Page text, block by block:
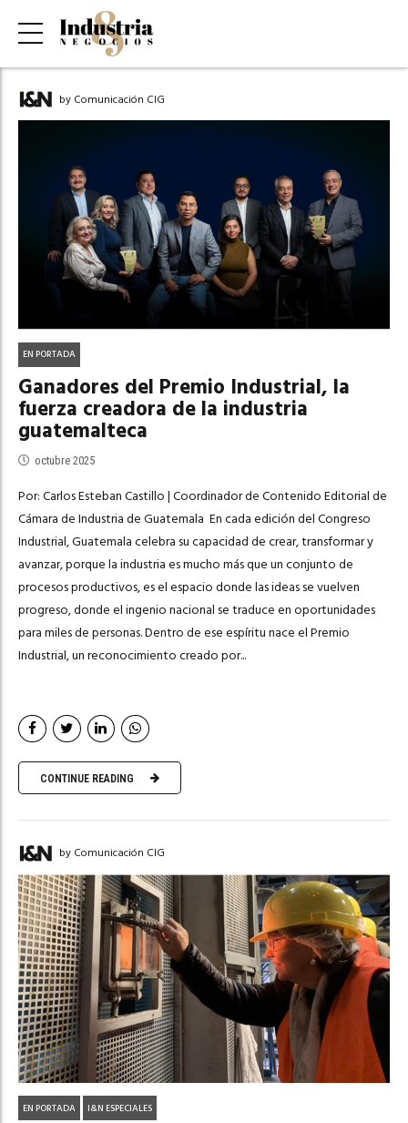
by Comunicación CIG
EN PORTADA
Ganadores del Premio Industrial, la
fuerza creadora de la industria
guatemalteca
octubre 2025
Por: Carlos Esteban Castillo | Coordinador de Contenido Editorial de
Cámara de Industria de Guatemala En cada edición del Congreso
Industrial, Guatemala celebra su capacidad de crear, transformar y
avanzar, porque la industria es mucho más que un conjunto de
procesos productivos, es el espacio donde las ideas se vuelven
progreso, donde el ingenio nacional se traduce en oportunidades
para miles de personas. Dentro de ese espíritu nace el Premio
Industrial, un reconocimiento creado por...
CONTINUE READING
by Comunicación CIG
EN PORTADA I&N ESPECIALES